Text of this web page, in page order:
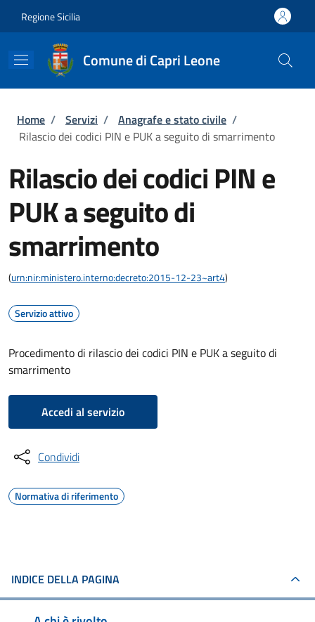
Regione Sicilia
Comune di Capri Leone
Briciole di pane
Home / Servizi / Anagrafe e stato civile /
Rilascio dei codici PIN e PUK a seguito di smarrimento
Rilascio dei codici PIN e
PUK a seguito di
smarrimento
(urn:nir:ministero.interno:decreto:2015-12-23~art4)
Servizio attivo
Procedimento di rilascio dei codici PIN e PUK a seguito di
smarrimento
Accedi al servizio
Condividi
Normativa di riferimento
INDICE DELLA PAGINA